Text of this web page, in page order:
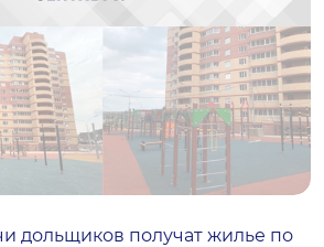
дольщиков получат жилье по